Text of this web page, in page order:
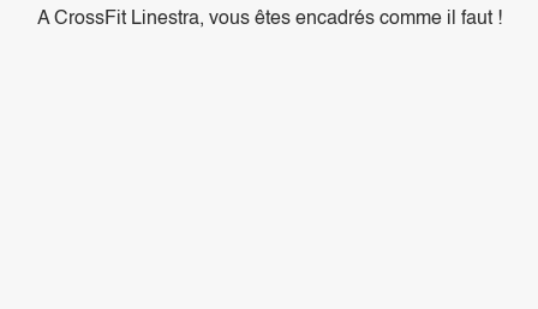
A CrossFit Linestra, vous êtes encadrés comme il faut !